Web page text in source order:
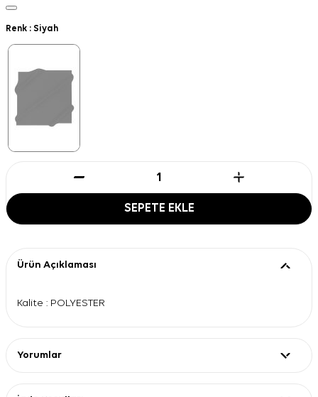
Renk : Siyah
SEPETE EKLE
Ürün Açıklaması
Kalite : POLYESTER
Yorumlar